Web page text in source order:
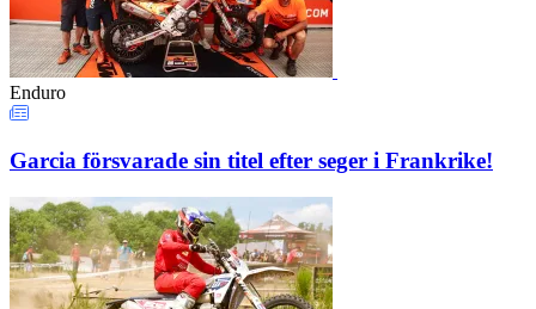
Enduro
Garcia försvarade sin titel efter seger i Frankrike!